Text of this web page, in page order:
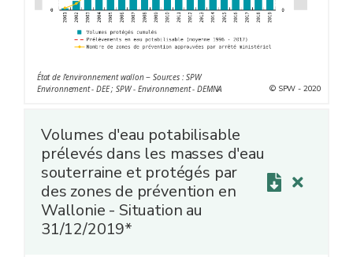
État de l'environnement wallon − Sources : SPW
Environnement - DEE ; SPW - Environnement - DEMNA
© SPW - 2020
Volumes d'eau potabilisable
prélevés dans les masses d'eau
souterraine et protégés par
des zones de prévention en
Wallonie - Situation au
31/12/2019*